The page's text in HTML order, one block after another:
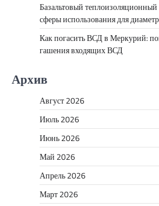
Базальтовый
сферы использования для
Как погасить ВСД в Меркурий:
гашения входящих ВСД
Архив
Август 2026
Июль 2026
Июнь 2026
Май 2026
Апрель 2026
Март 2026